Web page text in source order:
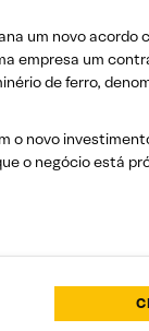
um novo acordo
empresa um
de ferro,
o novo
o negócio está